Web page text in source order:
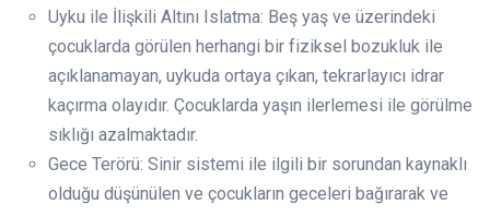
Uyku ile İlişkili Altını Islatma: Beş yaş ve üzerindeki
çocuklarda görülen herhangi bir fiziksel bozukluk ile
açıklanamayan, uykuda ortaya çıkan, tekrarlayıcı idrar
kaçırma olayıdır. Çocuklarda yaşın ilerlemesi ile görülme
sıklığı azalmaktadır.
Gece Terörü: Sinir sistemi ile ilgili bir sorundan kaynaklı
olduğu düşünülen ve çocukların geceleri bağırarak ve